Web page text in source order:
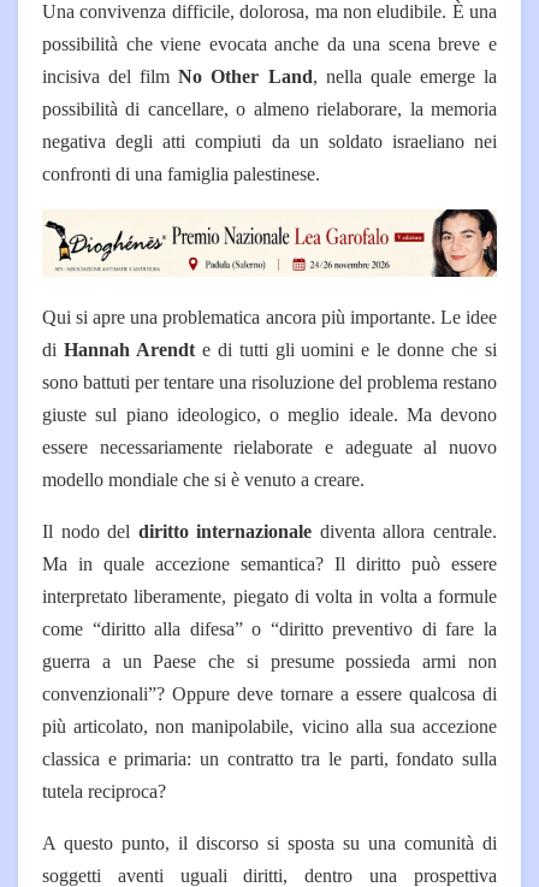
Una convivenza difficile, dolorosa, ma non eludibile. È una
possibilità che viene evocata anche da una scena breve e
incisiva del filmNo Other Land, nella quale emerge la
possibilità di cancellare, o almeno rielaborare, la memoria
negativa degli atti compiuti da un soldato israeliano nei
confronti di una famiglia palestinese.
Qui si apre una problematica ancora più importante. Le idee
di Hannah Arendte di tutti gli uomini e le donne che si
sono battuti per tentare una risoluzione del problema restano
giuste sul piano ideologico, o meglio ideale. Ma devono
essere necessariamente rielaborate e adeguate al nuovo
modello mondiale che si è venuto a creare.
Il nodo del diritto internazionale diventa allora centrale.
Ma in quale accezione semantica? Il diritto può essere
interpretato liberamente, piegato di volta in volta a formule
come “diritto alla difesa” o “diritto preventivo di fare la
guerra a un Paese che si presume possieda armi non
convenzionali”? Oppure deve tornare a essere qualcosa di
più articolato, non manipolabile, vicino alla sua accezione
classica e primaria: un contratto tra le parti, fondato sulla
tutela reciproca?
A questo punto, il discorso si sposta su una comunità di
soggetti aventi uguali diritti, dentro una prospettiva